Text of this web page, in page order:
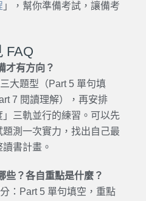
」，幫你準備考試，讓備考
FAQ
才有方向？
大題型（Part 5 單句填
7 閱讀理解），再安排
」三軌並行的練習。可以先
測一次實力，找出自己最
書計畫。
些？各自重點是什麼？
：Part 5 單句填空，重點